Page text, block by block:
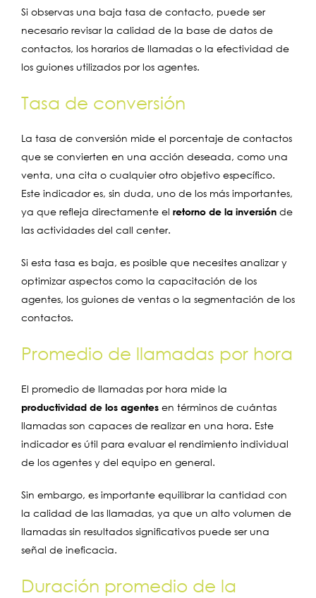
Si observas una baja tasa de contacto, puede ser
necesario revisar la calidad de la base de datos de
contactos, los horarios de llamadas o la efectividad de
los guiones utilizados por los agentes.
Tasa de conversión
La tasa de conversión mide el porcentaje de contactos
que se convierten en una acción deseada, como una
venta, una cita o cualquier otro objetivo específico.
Este indicador es, sin duda, uno de los más importantes,
ya que refleja directamente el retorno de la inversión de
las actividades del call center.
Si esta tasa es baja, es posible que necesites analizar y
optimizar aspectos como la capacitación de los
agentes, los guiones de ventas o la segmentación de los
contactos.
Promedio de llamadas por hora
El promedio de llamadas por hora mide la
productividad de los agentes en términos de cuántas
llamadas son capaces de realizar en una hora. Este
indicador es útil para evaluar el rendimiento individual
de los agentes y del equipo en general.
Sin embargo, es importante equilibrar la cantidad con
la calidad de las llamadas, ya que un alto volumen de
llamadas sin resultados significativos puede ser una
señal de ineficacia.
Duración promedio de la